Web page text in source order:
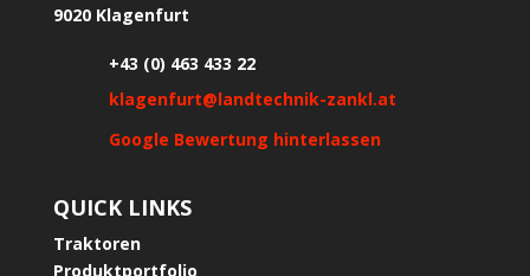
9020 Klagenfurt
+43 (0) 463 433 22
klagenfurt@landtechnik-zankl.at
Google Bewertung hinterlassen
QUICK LINKS
Traktoren
Produktportfolio